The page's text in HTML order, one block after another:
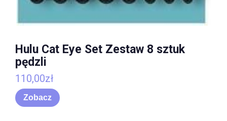
Hulu Cat Eye Set Zestaw 8 sztuk
pędzli
110,00zł
Zobacz